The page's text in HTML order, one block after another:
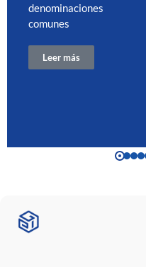
denominaciones
comunes
Leer más